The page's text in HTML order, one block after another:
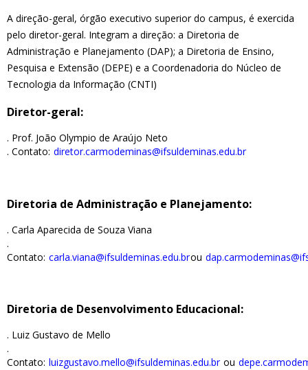
A direção-geral, órgão executivo superior do campus, é exercida
pelo diretor-geral. Integram a direção: a Diretoria de
Administração e Planejamento (DAP); a Diretoria de Ensino,
Pesquisa e Extensão (DEPE) e a Coordenadoria do Núcleo de
Tecnologia da Informação (CNTI)
Diretor-geral:
. Prof. João Olympio de Araújo Neto
. Contato: diretor.carmodeminas@ifsuldeminas.edu.br
Diretoria de Administração e Planejamento:
. Carla Aparecida de Souza Viana
.
Contato: carla.viana@ifsuldeminas.edu.brou
Diretoria de Desenvolvimento Educacional:
. Luiz Gustavo de Mello
.
Contato: luizgustavo.mello@ifsuldeminas.edu.br ou